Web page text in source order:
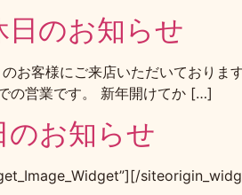
日のお知らせ
お客様にご来店いただいており
の営業です。 新年開けてか […]
のお知らせ